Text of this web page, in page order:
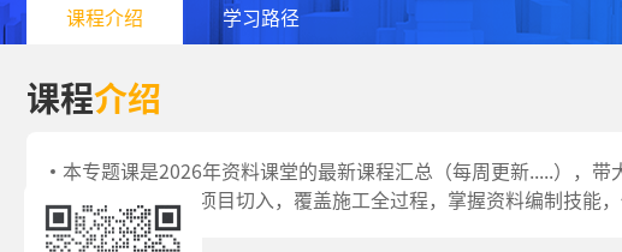
课程介绍 学习路径
课程介绍
本专题课是2026年资料课堂的最新课程汇总（每周更新.....），
操。课程以完整项目切入，覆盖施工全过程，掌握资料编制技能